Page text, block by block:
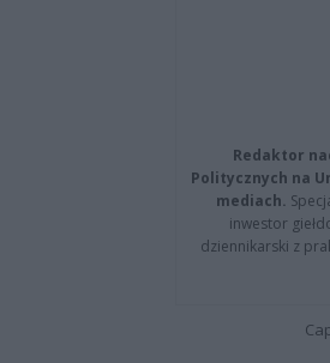
Redaktor
Politycznych na
mediach.
inwestor
dziennikarski z